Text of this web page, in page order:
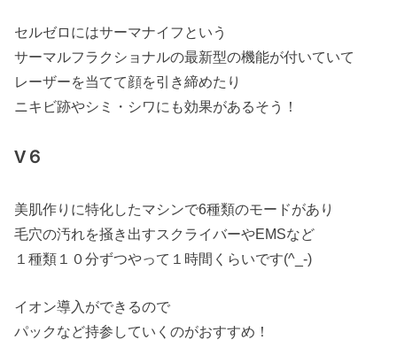
セルゼロにはサーマナイフという
サーマルフラクショナルの最新型の機能が付いていて
レーザーを当てて顔を引き締めたり
ニキビ跡やシミ・シワにも効果があるそう！
V６
美肌作りに特化したマシンで6種類のモードがあり
毛穴の汚れを掻き出すスクライバーやEMSなど
１種類１０分ずつやって１時間くらいです(^_-)
イオン導入ができるので
パックなど持参していくのがおすすめ！